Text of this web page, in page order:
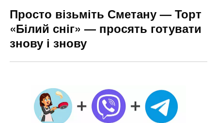
Просто візьміть Сметану — Торт
«Білий сніг» — просять готувати
знову і знову